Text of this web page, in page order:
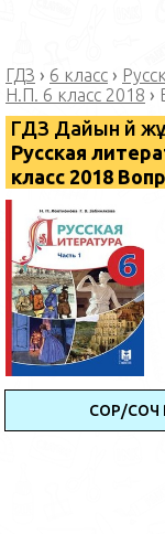
ГДЗ › 6 класс ›
Н.П. 6 класс 2018 ›
ГДЗ Дайын үй
Русская
класс 2018
СОР/СОЧ